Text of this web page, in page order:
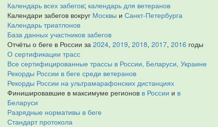
Календарь всех забегов; календарь для ветеранов
Календари забегов вокруг Москвы и Санкт-Петербурга
Календарь триатлонов
База данных участников забегов
Отчёты о беге в России за 2024, 2019, 2018, 2017, 2016 годы
О сертификации трасс
Все сертифицированные трассы в России, Беларуси, Украине
Рекорды России в беге среди ветеранов
Рекорды России на ультрамарафонских дистанциях
Финишировавшие в максимуме регионов в России и в
Беларуси
Разрядные нормативы в беге
Стандарт протокола